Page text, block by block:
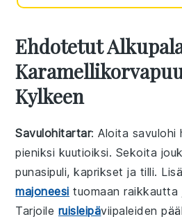
Ehdotetut
Kylkeen
Savulohitartar: Aloita savulohi
pieniksi kuutioiksi. Sekoita
punasipuli,kaprikset ja tilli.
majoneesi tuomaan raikkautta
Tarjoile ruisleipäviipaleiden